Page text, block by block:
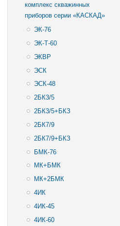
комплекс скважинных
приборов серии «КАСКАД»
ЭК-76
ЭК-Т-60
ЭКВР
ЭСК
ЭСК-48
2БК3/5
2БК3/5+БКЗ
2БК7/9
2БК7/9+БКЗ
БМК-76
МК+БМК
МК+2БМК
4ИК
4ИК-45
4ИК-60